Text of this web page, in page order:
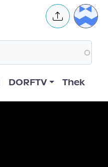
User
DORFTV Thek